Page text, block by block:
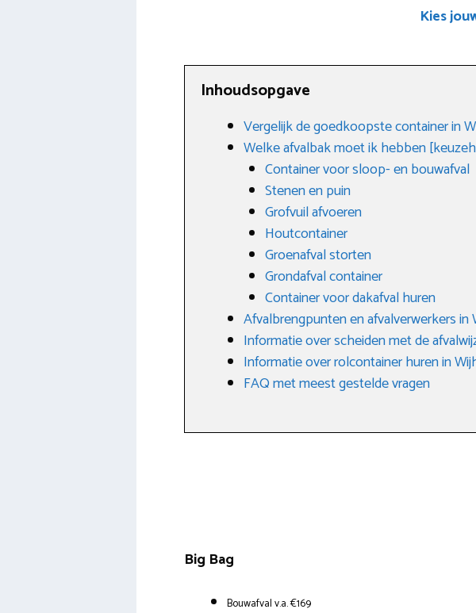
Kies
Inhoudsopgave
Vergelijk de goedkoopste container in
Welke afvalbak moet ik hebben
Container voor sloop- en bouwafval
Stenen en puin
Grofvuil afvoeren
Houtcontainer
Groenafval storten
Grondafval container
Container voor dakafval huren
Afvalbrengpunten en afvalverwerkers in
Informatie over scheiden met de
Informatie over rolcontainer huren in
FAQ met meest gestelde vragen
Big Bag
Bouwafval v.a. €169